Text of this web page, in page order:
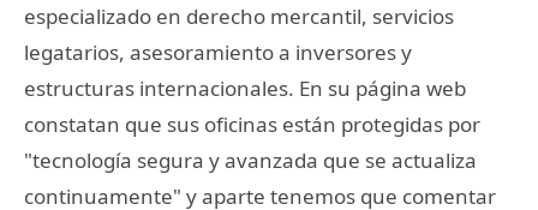
especializado en derecho mercantil, servicios
legatarios, asesoramiento a inversores y
estructuras internacionales. En su página web
constatan que sus oficinas están protegidas por
"tecnología segura y avanzada que se actualiza
continuamente" y aparte tenemos que comentar